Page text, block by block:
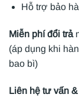
Hỗ trợ bảo
Miễn phí đổi trả
(áp dụng khi
bao bì)
Liên hệ tư vấn